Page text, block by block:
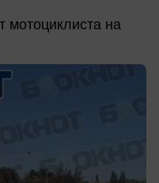
мотоциклиста на